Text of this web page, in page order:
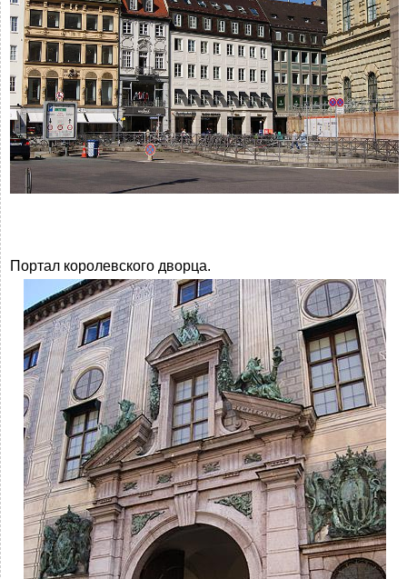
Портал королевского дворца.